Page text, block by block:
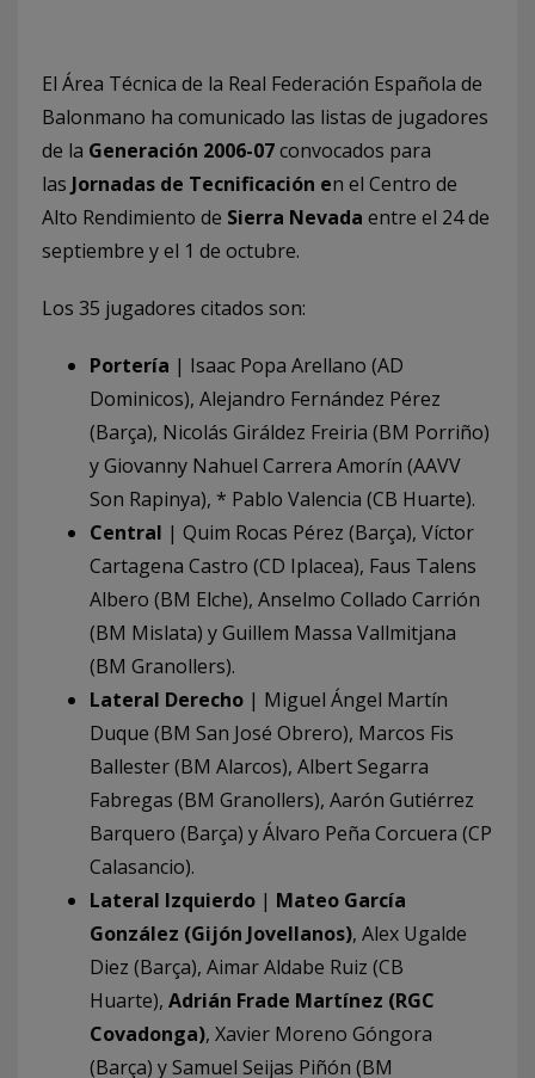
El Área Técnica de la Real Federación Española de
Balonmano ha comunicado las listas de jugadores
de la Generación 2006-07convocados para
las Jornadas de Tecnificación en el Centro de
Alto Rendimiento de Sierra Nevada entre el 24 de
septiembre y el 1 de octubre.
Los 35 jugadores citados son:
Portería | Isaac Popa Arellano (AD
Dominicos), Alejandro Fernández Pérez
(Barça), Nicolás Giráldez Freiria (BM Porriño)
y Giovanny Nahuel Carrera Amorín (AAVV
Son Rapinya), * Pablo Valencia (CB Huarte).
Central | Quim Rocas Pérez (Barça), Víctor
Cartagena Castro (CD Iplacea), Faus Talens
Albero (BM Elche), Anselmo Collado Carrión
(BM Mislata) y Guillem Massa Vallmitjana
(BM Granollers).
Lateral Derecho | Miguel Ángel Martín
Duque (BM San José Obrero), Marcos Fis
Ballester (BM Alarcos), Albert Segarra
Fabregas (BM Granollers), Aarón Gutiérrez
Barquero (Barça) y Álvaro Peña Corcuera (CP
Calasancio).
Lateral Izquierdo | Mateo García
González (Gijón Jovellanos), Alex Ugalde
Diez (Barça), Aimar Aldabe Ruiz (CB
Huarte), Adrián Frade Martínez (RGC
Covadonga), Xavier Moreno Góngora
(Barça) y Samuel Seijas Piñón (BM